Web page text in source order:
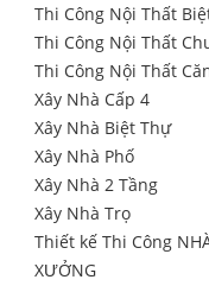
Thi Công Nội Thất
Thi Công Nội Thất
Thi Công Nội Thất
Xây Nhà Cấp 4
Xây Nhà Biệt Thự
Xây Nhà Phố
Xây Nhà 2 Tầng
Xây Nhà Trọ
Thiết kế Thi Công
XƯỞNG